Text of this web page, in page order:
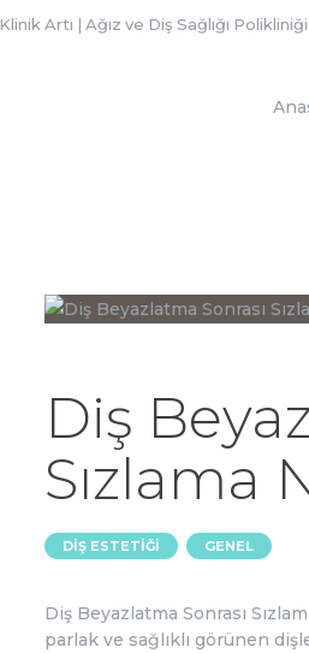
Klinik Artı | Ağız ve Diş Sağlığı Polikliniği
Diş
Sızlama
DIŞ ESTETIĞI GENEL
Diş Beyazlatma Sonrası
parlak ve sağlıklı görünen